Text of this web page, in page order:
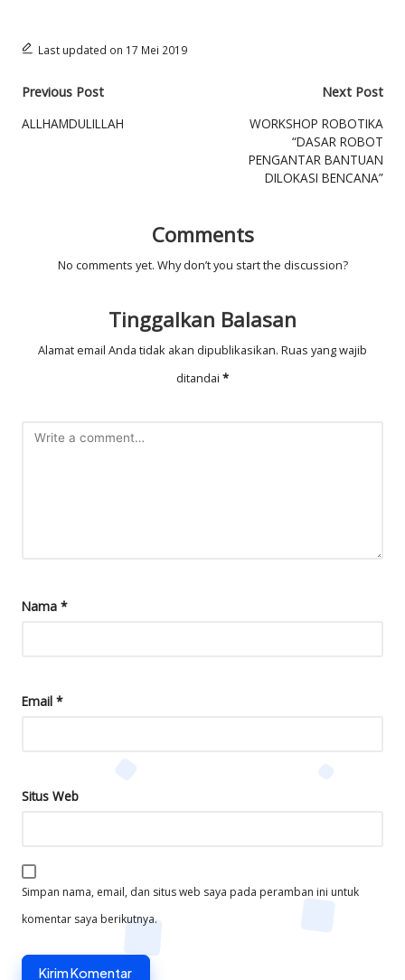
E
IR
I
Last updated on 17 Mei 2019
Post
navigation
Previous Post
ALLHAMDULILLAH
Next Post
WORKSHOP ROBOTIKA
“DASAR ROBOT
PENGANTAR BANTUAN
DILOKASI BENCANA”
Comments
No comments yet. Why don’t you start the discussion?
Tinggalkan Balasan
Alamat email Anda tidak akan dipublikasikan. Ruas yang wajib
ditandai *
Nama *
Email *
Situs Web
Simpan nama, email, dan situs web saya pada peramban ini untuk
komentar saya berikutnya.